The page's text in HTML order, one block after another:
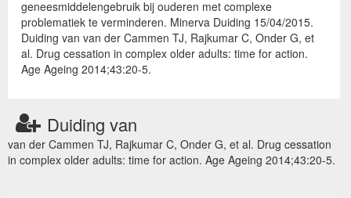
geneesmiddelengebruik bij ouderen met complexe
problematiek te verminderen. Minerva Duiding 15/04/2015.
Duiding van van der Cammen TJ, Rajkumar C, Onder G, et
al. Drug cessation in complex older adults: time for action.
Age Ageing 2014;43:20-5.
Duiding van
van der Cammen TJ, Rajkumar C, Onder G, et al. Drug cessation
in complex older adults: time for action. Age Ageing 2014;43:20-5.